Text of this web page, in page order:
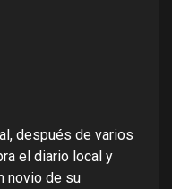
después de varios
el diario local y
novio de su